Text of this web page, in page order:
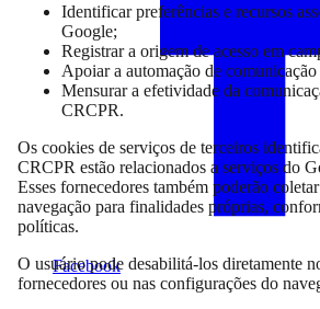
Facebook
Identificar preferências e recursos
Google;
Registrar a origem de acesso em
Apoiar a automação de
Mensurar a efetividade da
CRCPR.
Os cookies de serviços de terceiros
CRCPR estão relacionados a serviços do
Esses fornecedores também poderão
navegação para finalidades próprias,
políticas.
O usuário pode desabilitá-los diretamente
fornecedores ou nas configurações do